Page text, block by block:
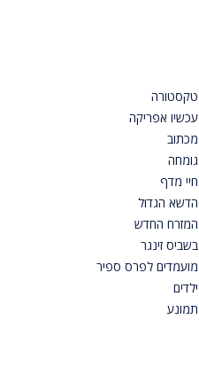
טקסטורה
עכשיו אפריקה
מכתוב
גומחה
חיי מדף
הדשא הגדול
המזרח החדש
בשביס זינגר
מועמדים לפרס ספיר
ילדים
תמונע